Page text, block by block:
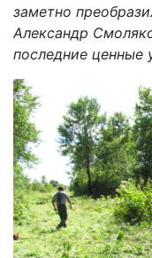
заметно
Александр
последние ценные